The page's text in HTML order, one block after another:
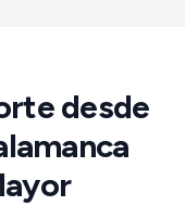
desde